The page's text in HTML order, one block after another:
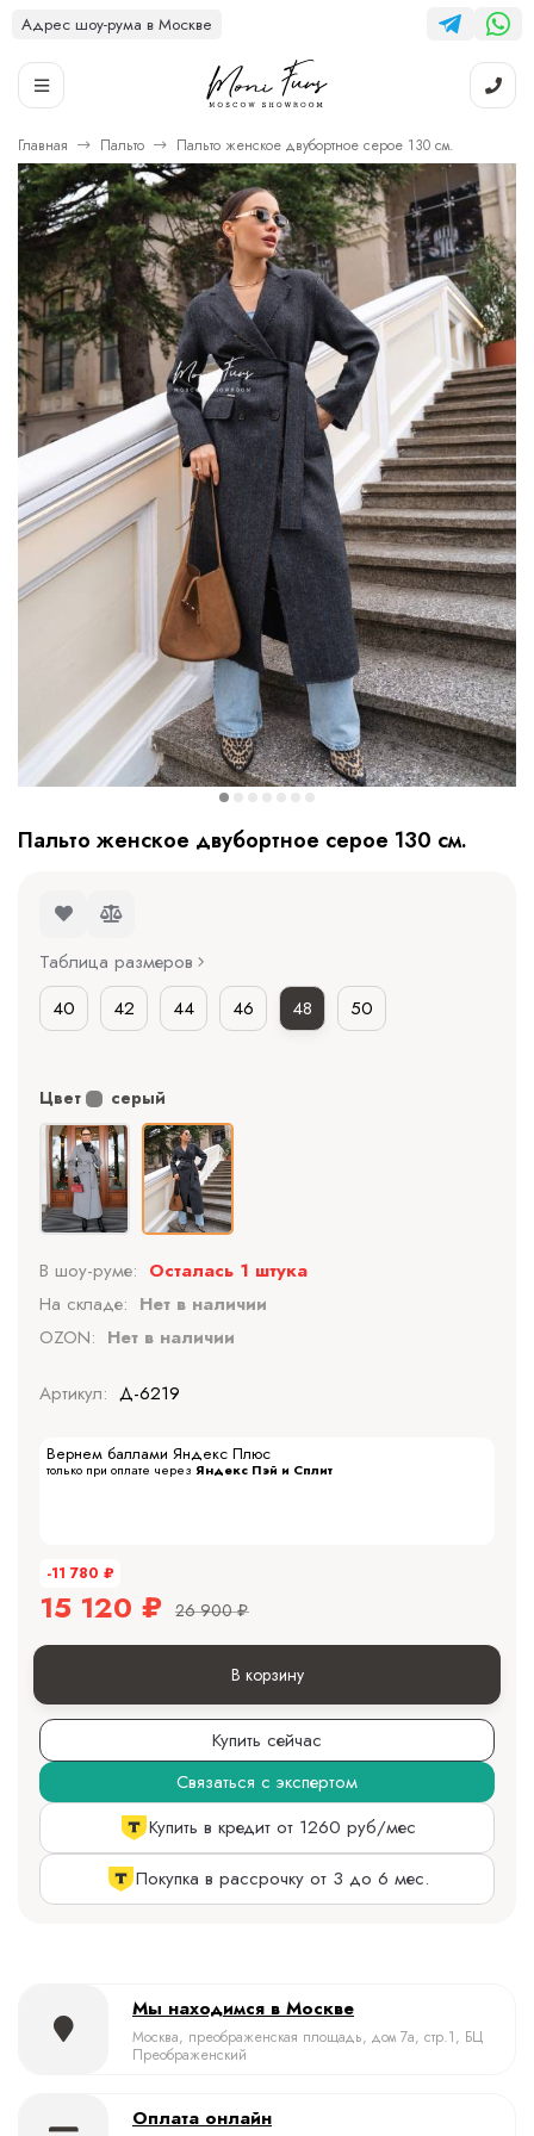
Адрес шоу-рума в Москве
Главная Пальто Пальто женское двубортное серое 130 см.
Пальто женское двубортное серое 130 см.
Таблица размеров
40
42 44 46 48 50
Цвет серый
В шоу-руме: Осталась 1 штука
На складе: Нет в наличии
OZON: Нет в наличии
Артикул: Д-6219
Вернем баллами Яндекс Плюс
только при оплате через Яндекс Пэй и Сплит
-11 780 ₽
15 120 ₽ 26 900 ₽
В корзину
Купить сейчас
Связаться с экспертом
Купить в кредит от 1260 руб/мес
Покупка в рассрочку от 3 до 6 мес.
Мы находимся в Москве
Москва, преображенская площадь, дом 7а, стр.1, БЦ
Преображенский
Оплата онлайн